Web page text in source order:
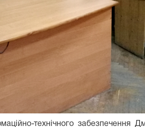
технічного